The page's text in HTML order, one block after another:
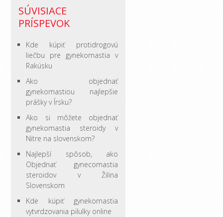
SÚVISIACE
PRÍSPEVOK
Kde kúpiť protidrogovú
liečbu pre gynekomastia v
Rakúsku
Ako objednať
gynekomastiou najlepšie
prášky v Írsku?
Ako si môžete objednať
gynekomastia steroidy v
Nitre na slovenskom?
Najlepší spôsob, ako
Objednať gynecomastia
steroidov v Žilina
Slovenskom
Kde kúpiť gynekomastia
vytvrdzovania pilulky online